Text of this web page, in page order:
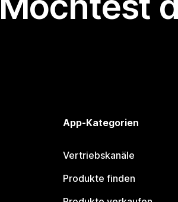
App-Kategorien
Vertriebskanäle
Produkte finden